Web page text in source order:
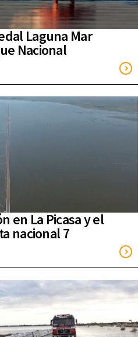
Laguna Mar
Nacional
en La Picasa y el
nacional 7